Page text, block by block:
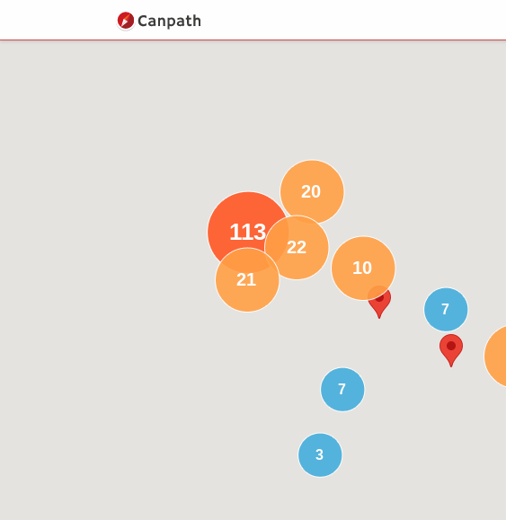
113
20
7
22
7
10
3
21